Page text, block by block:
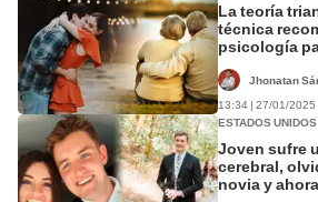
La teoría
técnica
psicología
Jhonatan
13:34 | 27/01/2025
ESTADOS UNIDOS
Joven sufre
cerebral,
novia y